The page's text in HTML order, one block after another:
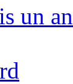
un an